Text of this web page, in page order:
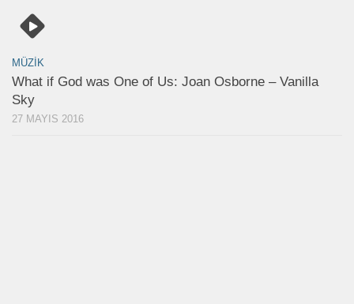
MÜZIK
What if God was One of Us: Joan Osborne – Vanilla
Sky
27 MAYIS 2016